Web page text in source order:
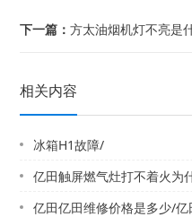
下一篇：方太油烟机灯不亮是什么原因-油烟
相关内容
冰箱H1故障/
亿田触屏燃气灶打不着火为什么{亿田川本
亿田亿田维修价格是多少/亿田售